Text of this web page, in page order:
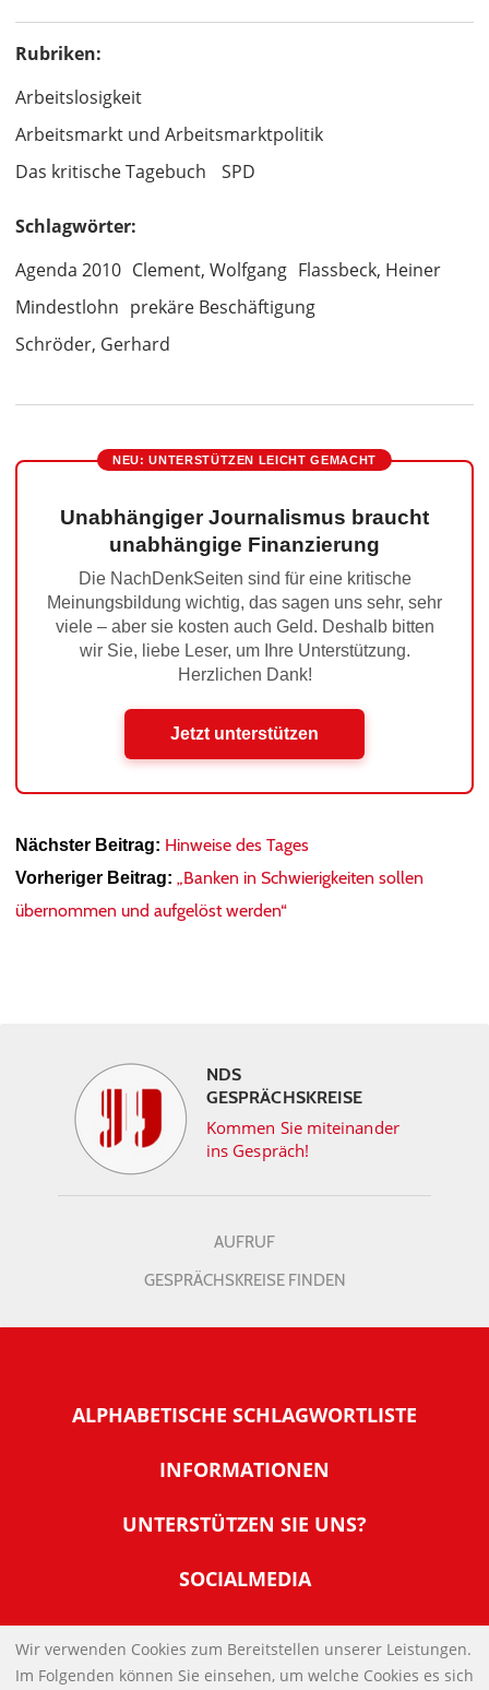
Rubriken:
Arbeitslosigkeit
Arbeitsmarkt und Arbeitsmarktpolitik
Das kritische Tagebuch
SPD
Schlagwörter:
Agenda 2010 Clement, Wolfgang Flassbeck, Heiner
Mindestlohn prekäre Beschäftigung
Schröder, Gerhard
NEU: UNTERSTÜTZEN LEICHT GEMACHT
Unabhängiger Journalismus braucht
unabhängige Finanzierung
Die NachDenkSeiten sind für eine kritische
Meinungsbildung wichtig, das sagen uns sehr, sehr
viele – aber sie kosten auch Geld. Deshalb bitten
wir Sie, liebe Leser, um Ihre Unterstützung.
Herzlichen Dank!
Jetzt unterstützen
Nächster Beitrag: Hinweise des Tages
Vorheriger Beitrag: „Banken in Schwierigkeiten sollen
übernommen und aufgelöst werden“
NDS
GESPRÄCHSKREISE
Kommen Sie miteinander
ins Gespräch!
AUFRUF
GESPRÄCHSKREISE FINDEN
ALPHABETISCHE SCHLAGWORTLISTE
INFORMATIONEN
Warum NachDenkSeiten
Tipps zur Nutzung der NachDenkSeiten
Banner und E-Mail-Signaturen
Links
UNTERSTÜTZEN SIE UNS?
Werden Sie Fördermitglied
Spenden Sie Online
SOCIALMEDIA
IMPRESSUM
Wir verwenden Cookies zum Bereitstellen unserer Leistungen.
Im Folgenden können Sie einsehen, um welche Cookies es sich